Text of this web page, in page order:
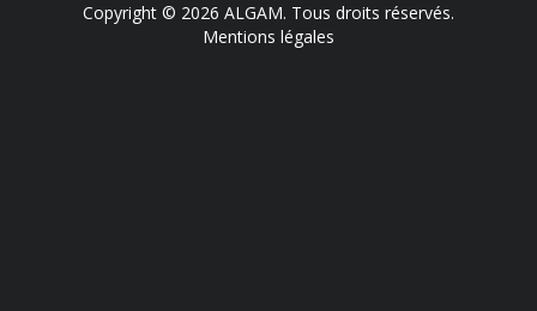
Copyright © 2026 ALGAM. Tous droits réservés.
Mentions légales